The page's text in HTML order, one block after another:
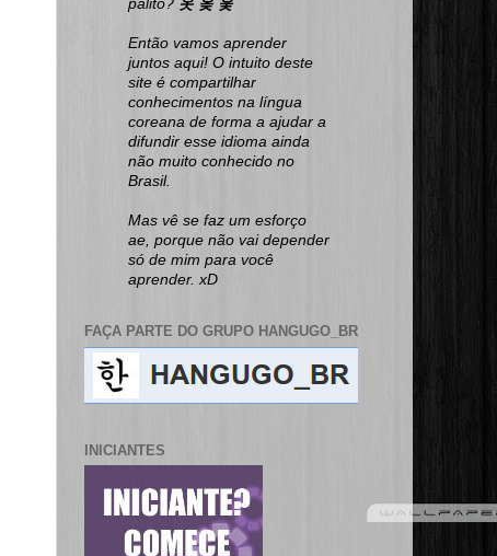
palito? 옷 옺 웆
Então vamos aprender
juntos aqui! O intuito deste
site é compartilhar
conhecimentos na língua
coreana de forma a ajudar a
difundir esse idioma ainda
não muito conhecido no
Brasil.
Mas vê se faz um esforço
ae, porque não vai depender
só de mim para você
aprender. xD
FAÇA PARTE DO GRUPO HANGUGO_BR
INICIANTES